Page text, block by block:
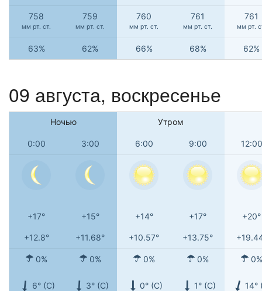
758
мм рт. ст.
759
мм рт. ст.
760
мм рт. ст.
761
мм рт. ст.
761
мм рт.
63% 62% 66% 68% 62%
09 августа, воскресенье
Ночью Утром
0:00 3:00 6:00 9:00 12:00
+17° +15° +14° +17° +20°
+12.8° +11.68° +10.57° +13.75°
0% 0% 0% 0% 0%
6° (С) 3° (С) 0° (С) 1° (С) 14°